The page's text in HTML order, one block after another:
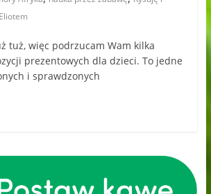
tuż, więc podrzucam Wam kilka
prezentowych dla dzieci. To jedne
i sprawdzonych